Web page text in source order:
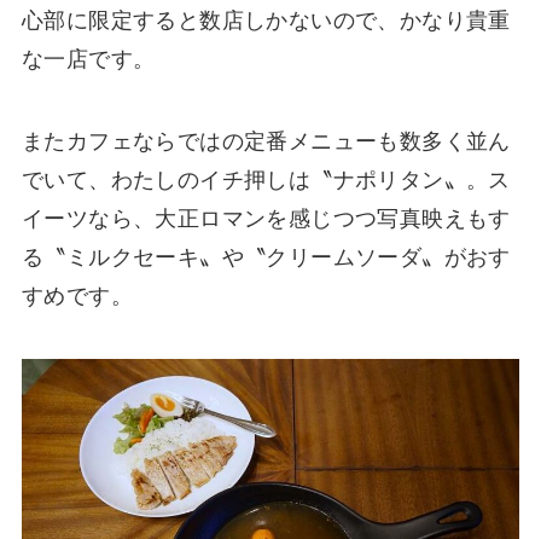
心部に限定すると数店しかないので、かなり貴重
な一店です。
またカフェならではの定番メニューも数多く並ん
でいて、わたしのイチ押しは〝ナポリタン〟。ス
イーツなら、大正ロマンを感じつつ写真映えもす
る〝ミルクセーキ〟や〝クリームソーダ〟がおす
すめです。